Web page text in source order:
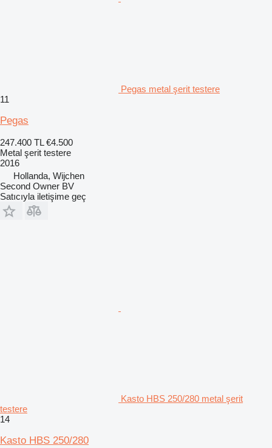
Pegas metal şerit testere
11
Pegas
247.400 TL €4.500
Metal şerit testere
2016
Hollanda, Wijchen
Second Owner BV
Satıcıyla iletişime geç
Kasto HBS 250/280 metal şerit
testere
14
Kasto HBS 250/280